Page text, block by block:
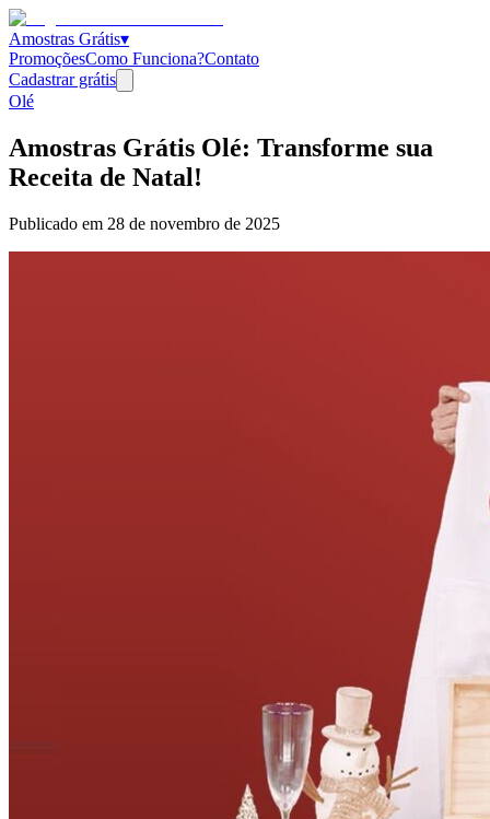
Amostras Grátis▾
PromoçõesComo Funciona?Contato
Cadastrar grátis
Olé
Amostras Grátis Olé: Transforme sua
Receita de Natal!
Publicado em 28 de novembro de 2025